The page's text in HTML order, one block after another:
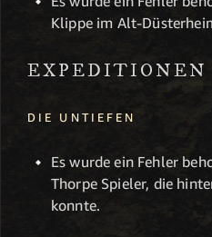
Klippe im Alt-
EXPEDITIONEN
DIE UNTIEFEN
Es wurde ein Fehler
Thorpe Spieler, die
konnte.